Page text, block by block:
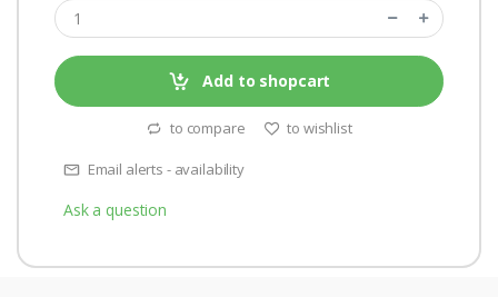
Add to shopcart
to compare to wishlist
Email alerts - availability
Ask a question